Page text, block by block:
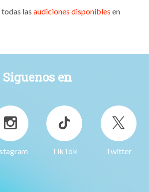
las audiciones disponibles en
Siguenos en
TikTok Twitter